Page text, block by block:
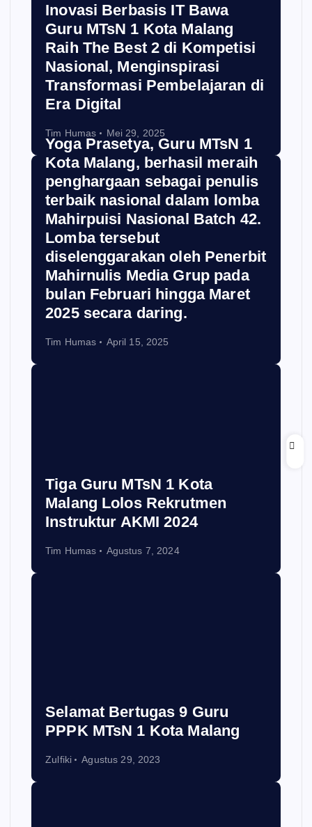
Inovasi Berbasis IT Bawa
Guru MTsN 1 Kota Malang
Raih The Best 2 di Kompetisi
Nasional, Menginspirasi
Transformasi Pembelajaran di
Era Digital
Tim Humas Mei 29, 2025
Yoga Prasetya, Guru MTsN 1
Kota Malang, berhasil meraih
penghargaan sebagai penulis
terbaik nasional dalam lomba
Mahirpuisi Nasional Batch 42.
Lomba tersebut
diselenggarakan oleh Penerbit
Mahirnulis Media Grup pada
bulan Februari hingga Maret
2025 secara daring.
Tim Humas April 15, 2025
Tiga Guru MTsN 1 Kota
Malang Lolos Rekrutmen
Instruktur AKMI 2024
Tim Humas Agustus 7, 2024
Selamat Bertugas 9 Guru
PPPK MTsN 1 Kota Malang
Zulfiki Agustus 29, 2023